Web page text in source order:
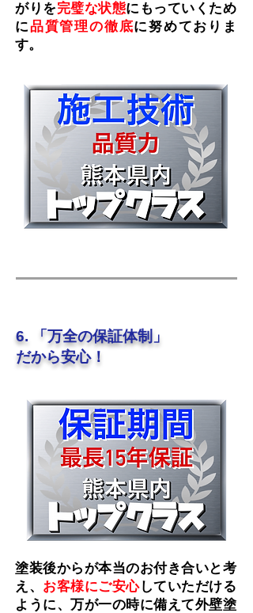
がりを完璧な状態にもっていくため
に品質管理の徹底に努めておりま
す。
6. 「万全の保証体制​」
だから安心！
塗装後からが本当のお付き合いと考
え、 お客様にご安心していただける
ように、万が一の時に備えて外壁塗